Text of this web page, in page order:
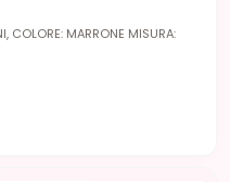
COLORE: MARRONE MISURA: